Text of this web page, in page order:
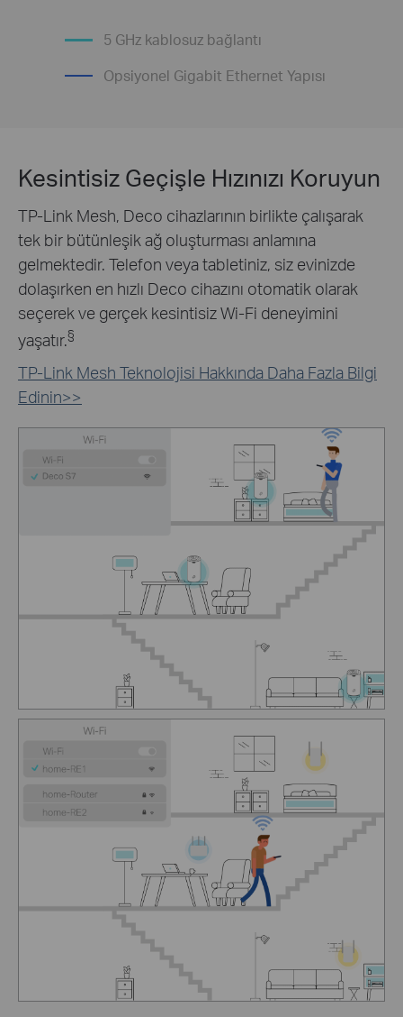
5 GHz kablosuz bağlantı
Opsiyonel Gigabit Ethernet Yapısı
Kesintisiz Geçişle Hızınızı Koruyun
TP-Link Mesh, Deco cihazlarının birlikte çalışarak
tek bir bütünleşik ağ oluşturması anlamına
gelmektedir. Telefon veya tabletiniz, siz evinizde
dolaşırken en hızlı Deco cihazını otomatik olarak
seçerek ve gerçek kesintisiz Wi-Fi deneyimini
yaşatır.§
TP-Link Mesh Teknolojisi Hakkında Daha Fazla Bilgi
Edinin>>